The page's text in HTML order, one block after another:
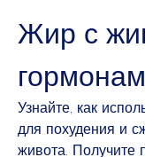
Жир с
Узнайте, как
для похудения и
живота. Получите